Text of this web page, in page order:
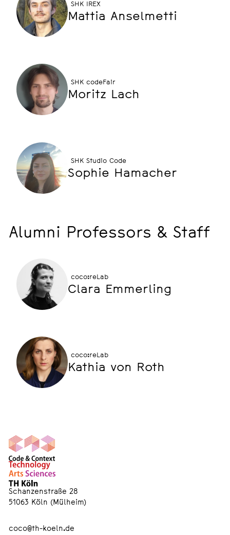
SHK IREX
Mattia Anselmetti
SHK codeFair
Moritz Lach
SHK Studio Code
Sophie Hamacher
Alumni Professors & Staff
coco:reLab
Clara Emmerling
coco:reLab
Kathia von Roth
Schanzenstraße 28
51063 Köln (Mülheim)
coco@th-koeln.de